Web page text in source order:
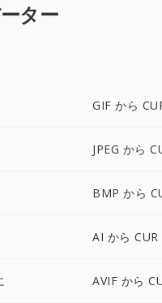
ター
GIF から
JPEG から
BMP から
AI から CUR
AVIF から